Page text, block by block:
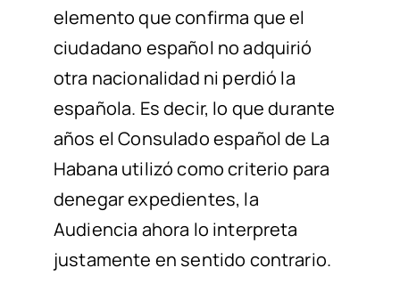
elemento que confirma que el
ciudadano español no adquirió
otra nacionalidad ni perdió la
española. Es decir, lo que durante
años el Consulado español de La
Habana utilizó como criterio para
denegar expedientes, la
Audiencia ahora lo interpreta
justamente en sentido contrario.